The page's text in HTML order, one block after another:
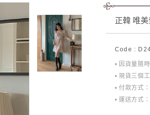
正韓 唯
Code :
• 因貨量隨
• 現貨三個
• 付款方式
• 運送方式